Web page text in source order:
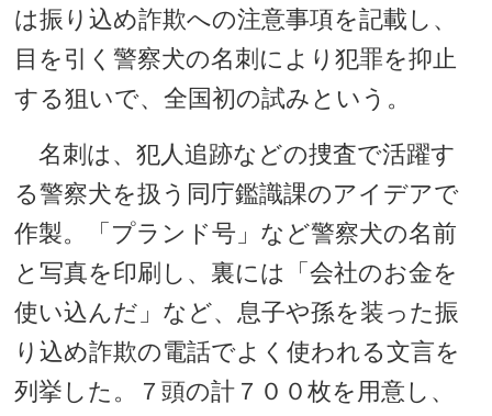
は振り込め詐欺への注意事項を記載し、
目を引く警察犬の名刺により犯罪を抑止
する狙いで、全国初の試みという。
名刺は、犯人追跡などの捜査で活躍す
る警察犬を扱う同庁鑑識課のアイデアで
作製。「プランド号」など警察犬の名前
と写真を印刷し、裏には「会社のお金を
使い込んだ」など、息子や孫を装った振
り込め詐欺の電話でよく使われる文言を
列挙した。７頭の計７００枚を用意し、